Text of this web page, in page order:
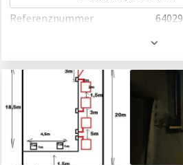
Referenznummer
2020
Motor/Antrieb